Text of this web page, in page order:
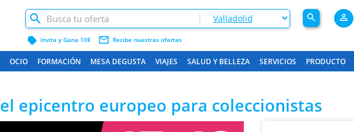
label Invita y Gana 10€ mail_outline Recibe nuestras ofertas
search person_outline
OCIO FORMACIÓN MESA DEGUSTA VIAJES SALUD Y BELLEZA SERVICIOS PRODUCTO
epicentro europeo para coleccionistas